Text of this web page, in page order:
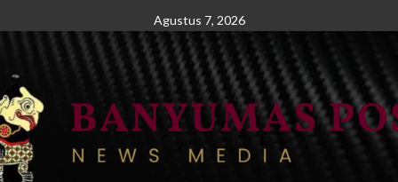
to
Agustus 7, 2026